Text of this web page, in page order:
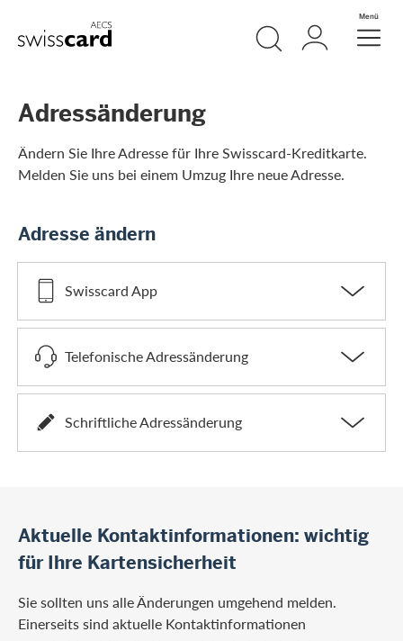
Header
Logo Meta Navigation
SucheLogin Menü
Adressänderung
Ändern Sie Ihre Adresse für Ihre Swisscard-Kreditkarte.
Melden Sie uns bei einem Umzug Ihre neue Adresse.
Adresse ändern
Swisscard App
Telefonische Adressänderung
Schriftliche Adressänderung
Aktuelle Kontaktinformationen: wichtig
für Ihre Kartensicherheit
Sie sollten uns alle Änderungen umgehend melden.
Einerseits sind aktuelle Kontaktinformationen